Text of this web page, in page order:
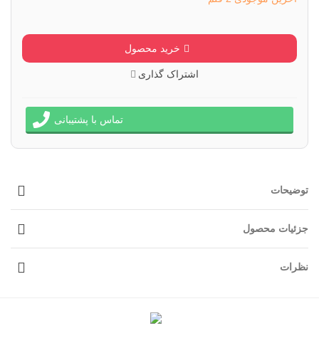
خرید محصول
اشتراک گذاری
تماس با پشتیبانی
توضیحات
جزئیات محصول
نظرات